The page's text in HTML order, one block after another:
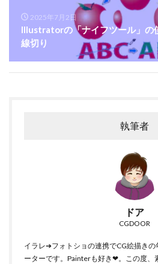
2025年7月2日
Illustratorの「ナイフツール」の
線切り
執筆者
ドア
CGDOOR
イラレ➔フォトショの連携でCG絵描き
ーターです。Painterも好き❤。この度、